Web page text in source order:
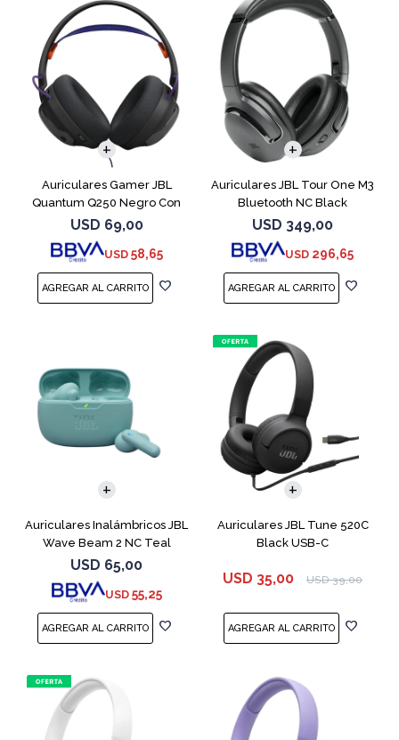
Auriculares Gamer JBL
Quantum Q250 Negro Con
Micrófono
USD 69,00
USD 58,65
Auriculares JBL Tour One M3
Bluetooth NC Black
USD 349,00
USD 296,65
Auriculares Inalámbricos JBL
Wave Beam 2 NC Teal
USD 65,00
USD 55,25
Auriculares JBL Tune 520C
Black USB-C
USD 35,00 USD 39,00